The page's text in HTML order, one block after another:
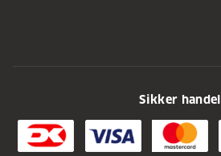
Sikker handel